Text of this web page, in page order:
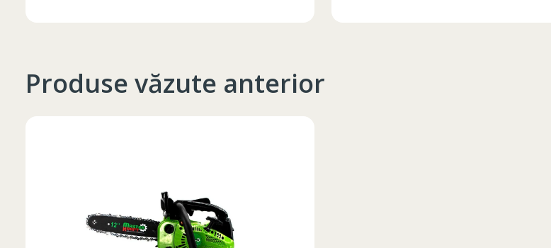
Produse văzute anterior